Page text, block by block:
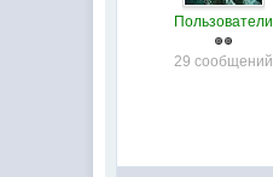
Пользователи
29 сообщений